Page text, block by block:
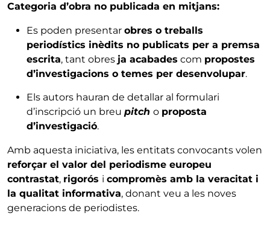
Categoria d’obra no publicada en mitjans:
Es poden presentar obres o treballs
periodístics inèdits no publicats per a premsa
escrita, tant obres ja acabades com propostes
d’investigacions o temes per desenvolupar.
Els autors hauran de detallar al formulari
d’inscripció un breu pitch o proposta
d’investigació.
Amb aquesta iniciativa, les entitats convocants volen
reforçar el valor del periodisme europeu
contrastat, rigorós i compromès amb la veracitat i
la qualitat informativa, donant veu a les noves
generacions de periodistes.